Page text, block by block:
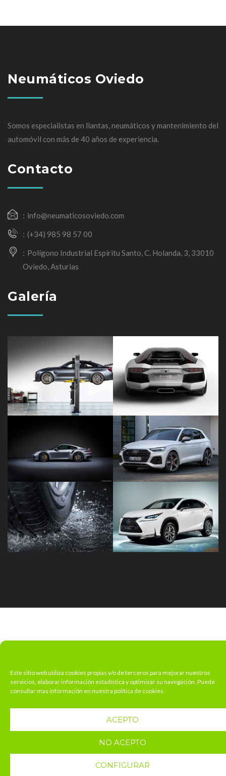
Este sitio web utiliza cookies propias y/o de terceros para mejorar nuestros
servicios, elaborar información estadística y optimizar su navegación. Puede
consultar mas información en nuestra política de cookies.
ACEPTO
NO ACEPTO
CONFIGURAR
Neumáticos Oviedo
Somos especialistas en llantas, neumáticos y mantenimiento del
automóvil con más de 40 años de experiencia.
Contacto
info@neumaticosoviedo.com
(+34) 985 98 57 00
Polígono Industrial Espíritu Santo, C. Holanda, 3, 33010
Oviedo, Asturias
Galería